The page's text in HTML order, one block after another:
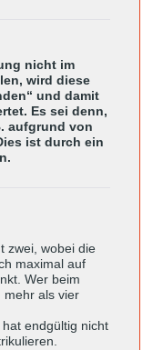
nicht im
wird diese
und damit
Es sei denn,
aufgrund von
ist durch ein
zwei, wobei die
maximal auf
Wer beim
mehr als vier
endgültig nicht